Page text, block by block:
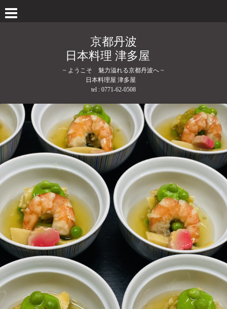
京都丹波
日本料理 津多屋
~ ようこそ 魅力溢れる京都丹波へ ~
日本料理屋 津多屋
tel : 0771-62-0508